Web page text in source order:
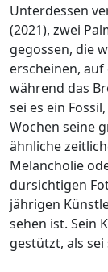
Unterdessen
(2021), zwei
gegossen, die
erscheinen, auf
während das
sei es ein
Wochen seine
ähnliche
Melancholie
dursichtigen
jährigen
sehen ist. Sein
gestützt, als sei